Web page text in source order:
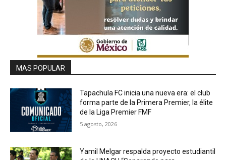
MAS POPULAR
Tapachula FC inicia una nueva era: el club
forma parte de la Primera Premier, la élite
de la Liga Premier FMF
5 agosto, 2026
Yamil Melgar respalda proyecto estudiantil